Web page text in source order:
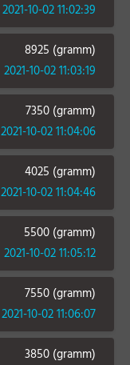
2021-10-02 11:02:39
8925 (gramm)
2021-10-02 11:03:19
7350 (gramm)
2021-10-02 11:04:06
4025 (gramm)
2021-10-02 11:04:46
5500 (gramm)
2021-10-02 11:05:12
7550 (gramm)
2021-10-02 11:06:07
3850 (gramm)